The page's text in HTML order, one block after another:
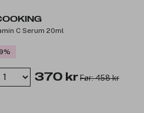
C Serum 20ml
370 kr Før: 458 kr